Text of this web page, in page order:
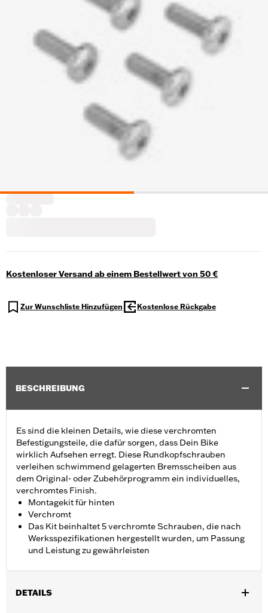
Kostenloser Versand ab einem Bestellwert von 50 €
Zur Wunschliste Hinzufügen Kostenlose Rückgabe
BESCHREIBUNG
Es sind die kleinen Details, wie diese verchromten
Befestigungsteile, die dafür sorgen, dass Dein Bike
wirklich Aufsehen erregt. Diese Rundkopfschrauben
verleihen schwimmend gelagerten Bremsscheiben aus
dem Original- oder Zubehörprogramm ein individuelles,
verchromtes Finish.
Montagekit für hinten
Verchromt
Das Kit beinhaltet 5 verchromte Schrauben, die nach
Werksspezifikationen hergestellt wurden, um Passung
und Leistung zu gewährleisten
DETAILS